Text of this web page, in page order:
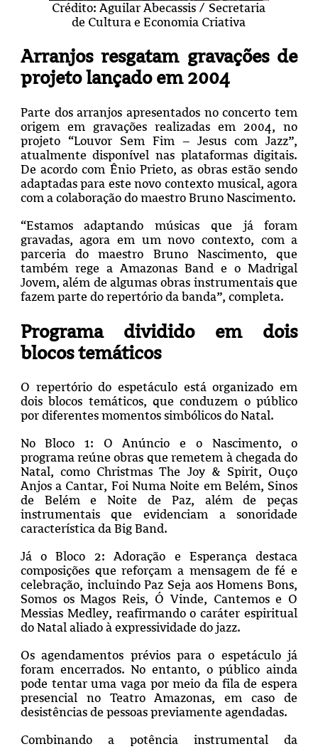
Crédito: Aguilar Abecassis / Secretaria
de Cultura e Economia Criativa
Arranjos resgatam gravações de
projeto lançado em 2004
Parte dos arranjos apresentados no concerto tem
origem em gravações realizadas em 2004, no
projeto “Louvor Sem Fim – Jesus com Jazz”,
atualmente disponível nas plataformas digitais.
De acordo com Ênio Prieto, as obras estão sendo
adaptadas para este novo contexto musical, agora
com a colaboração do maestro Bruno Nascimento.
“Estamos adaptando músicas que já foram
gravadas, agora em um novo contexto, com a
parceria do maestro Bruno Nascimento, que
também rege a Amazonas Band e o Madrigal
Jovem, além de algumas obras instrumentais que
fazem parte do repertório da banda”, completa.
Programa dividido em dois
blocos temáticos
O repertório do espetáculo está organizado em
dois blocos temáticos, que conduzem o público
por diferentes momentos simbólicos do Natal.
No Bloco 1: O Anúncio e o Nascimento, o
programa reúne obras que remetem à chegada do
Natal, como Christmas The Joy & Spirit, Ouço
Anjos a Cantar, Foi Numa Noite em Belém, Sinos
de Belém e Noite de Paz, além de peças
instrumentais que evidenciam a sonoridade
característica da Big Band.
Já o Bloco 2: Adoração e Esperança destaca
composições que reforçam a mensagem de fé e
celebração, incluindo Paz Seja aos Homens Bons,
Somos os Magos Reis, Ó Vinde, Cantemos e O
Messias Medley, reafirmando o caráter espiritual
do Natal aliado à expressividade do jazz.
Os agendamentos prévios para o espetáculo já
foram encerrados. No entanto, o público ainda
pode tentar uma vaga por meio da fila de espera
presencial no Teatro Amazonas, em caso de
desistências de pessoas previamente agendadas.
Combinando a potência instrumental da